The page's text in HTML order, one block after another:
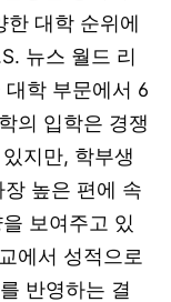
한 대학 순위에
뉴스 월드 리
학 부문에서 6
의 입학은 경쟁
지만, 학부생
높은 편에 속
보여주고 있
에서 성적으로
반영하는 결